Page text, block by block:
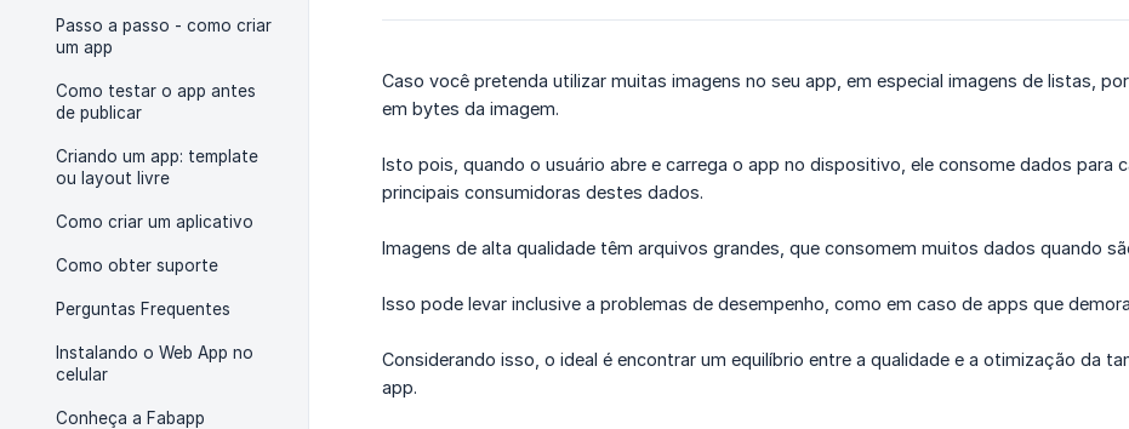
Passo a passo - como criar
um app
Como testar o app antes
de publicar
Criando um app: template
ou layout livre
Como criar um aplicativo
Como obter suporte
Perguntas Frequentes
Instalando o Web App no
celular
Conheça a Fabapp
Caso você pretenda utilizar muitas imagens no seu app, em especial imagens de listas,
em bytes da imagem.
Isto pois, quando o usuário abre e carrega o app no dispositivo, ele consome dados para
principais consumidoras destes dados.
Imagens de alta qualidade têm arquivos grandes, que consomem muitos dados quando
Isso pode levar inclusive a problemas de desempenho, como em caso de apps que
Considerando isso, o ideal é encontrar um equilíbrio entre a qualidade e a otimização da
app.